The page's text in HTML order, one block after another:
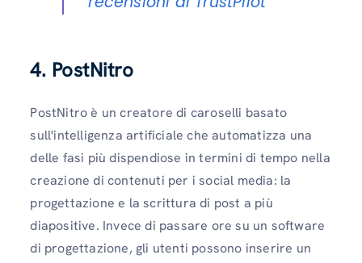
4. PostNitro
PostNitro è un creatore di caroselli basato
sull'intelligenza artificiale che automatizza una
delle fasi più dispendiose in termini di tempo nella
creazione di contenuti per i social media: la
progettazione e la scrittura di post a più
diapositive. Invece di passare ore su un software
di progettazione, gli utenti possono inserire un